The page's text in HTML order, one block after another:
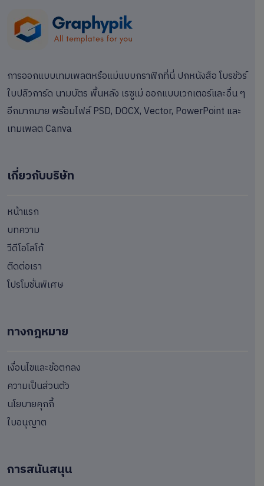
การออกแบบเทมเพลตหรือแม่แบบกราฟิกที่นี่ ปกหนังสือ โบรชัวร์
ใบปลิวการ์ด นามบัตร พื้นหลัง เรซูเม่ ออกแบบเวกเตอร์และอื่น ๆ
อีกมากมาย พร้อมไฟล์ PSD, DOCX, Vector, PowerPoint และ
เทมเพลต Canva
เกี่ยวกับบริษัท
หน้าแรก
บทความ
วีดีโอโลโก้
ติดต่อเรา
โปรโมชั่นพิเศษ
ทางกฎหมาย
เงื่อนไขและข้อตกลง
ความเป็นส่วนตัว
นโยบายคุกกี้
ใบอนุญาต
การสนันสนุน